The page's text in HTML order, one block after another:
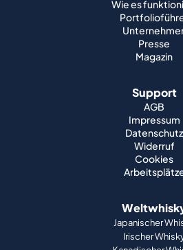
Wie es
Presse
Magazin
Support
AGB
Impressum
Datenschutz
Widerruf
Cookies
Japanischer
Irischer